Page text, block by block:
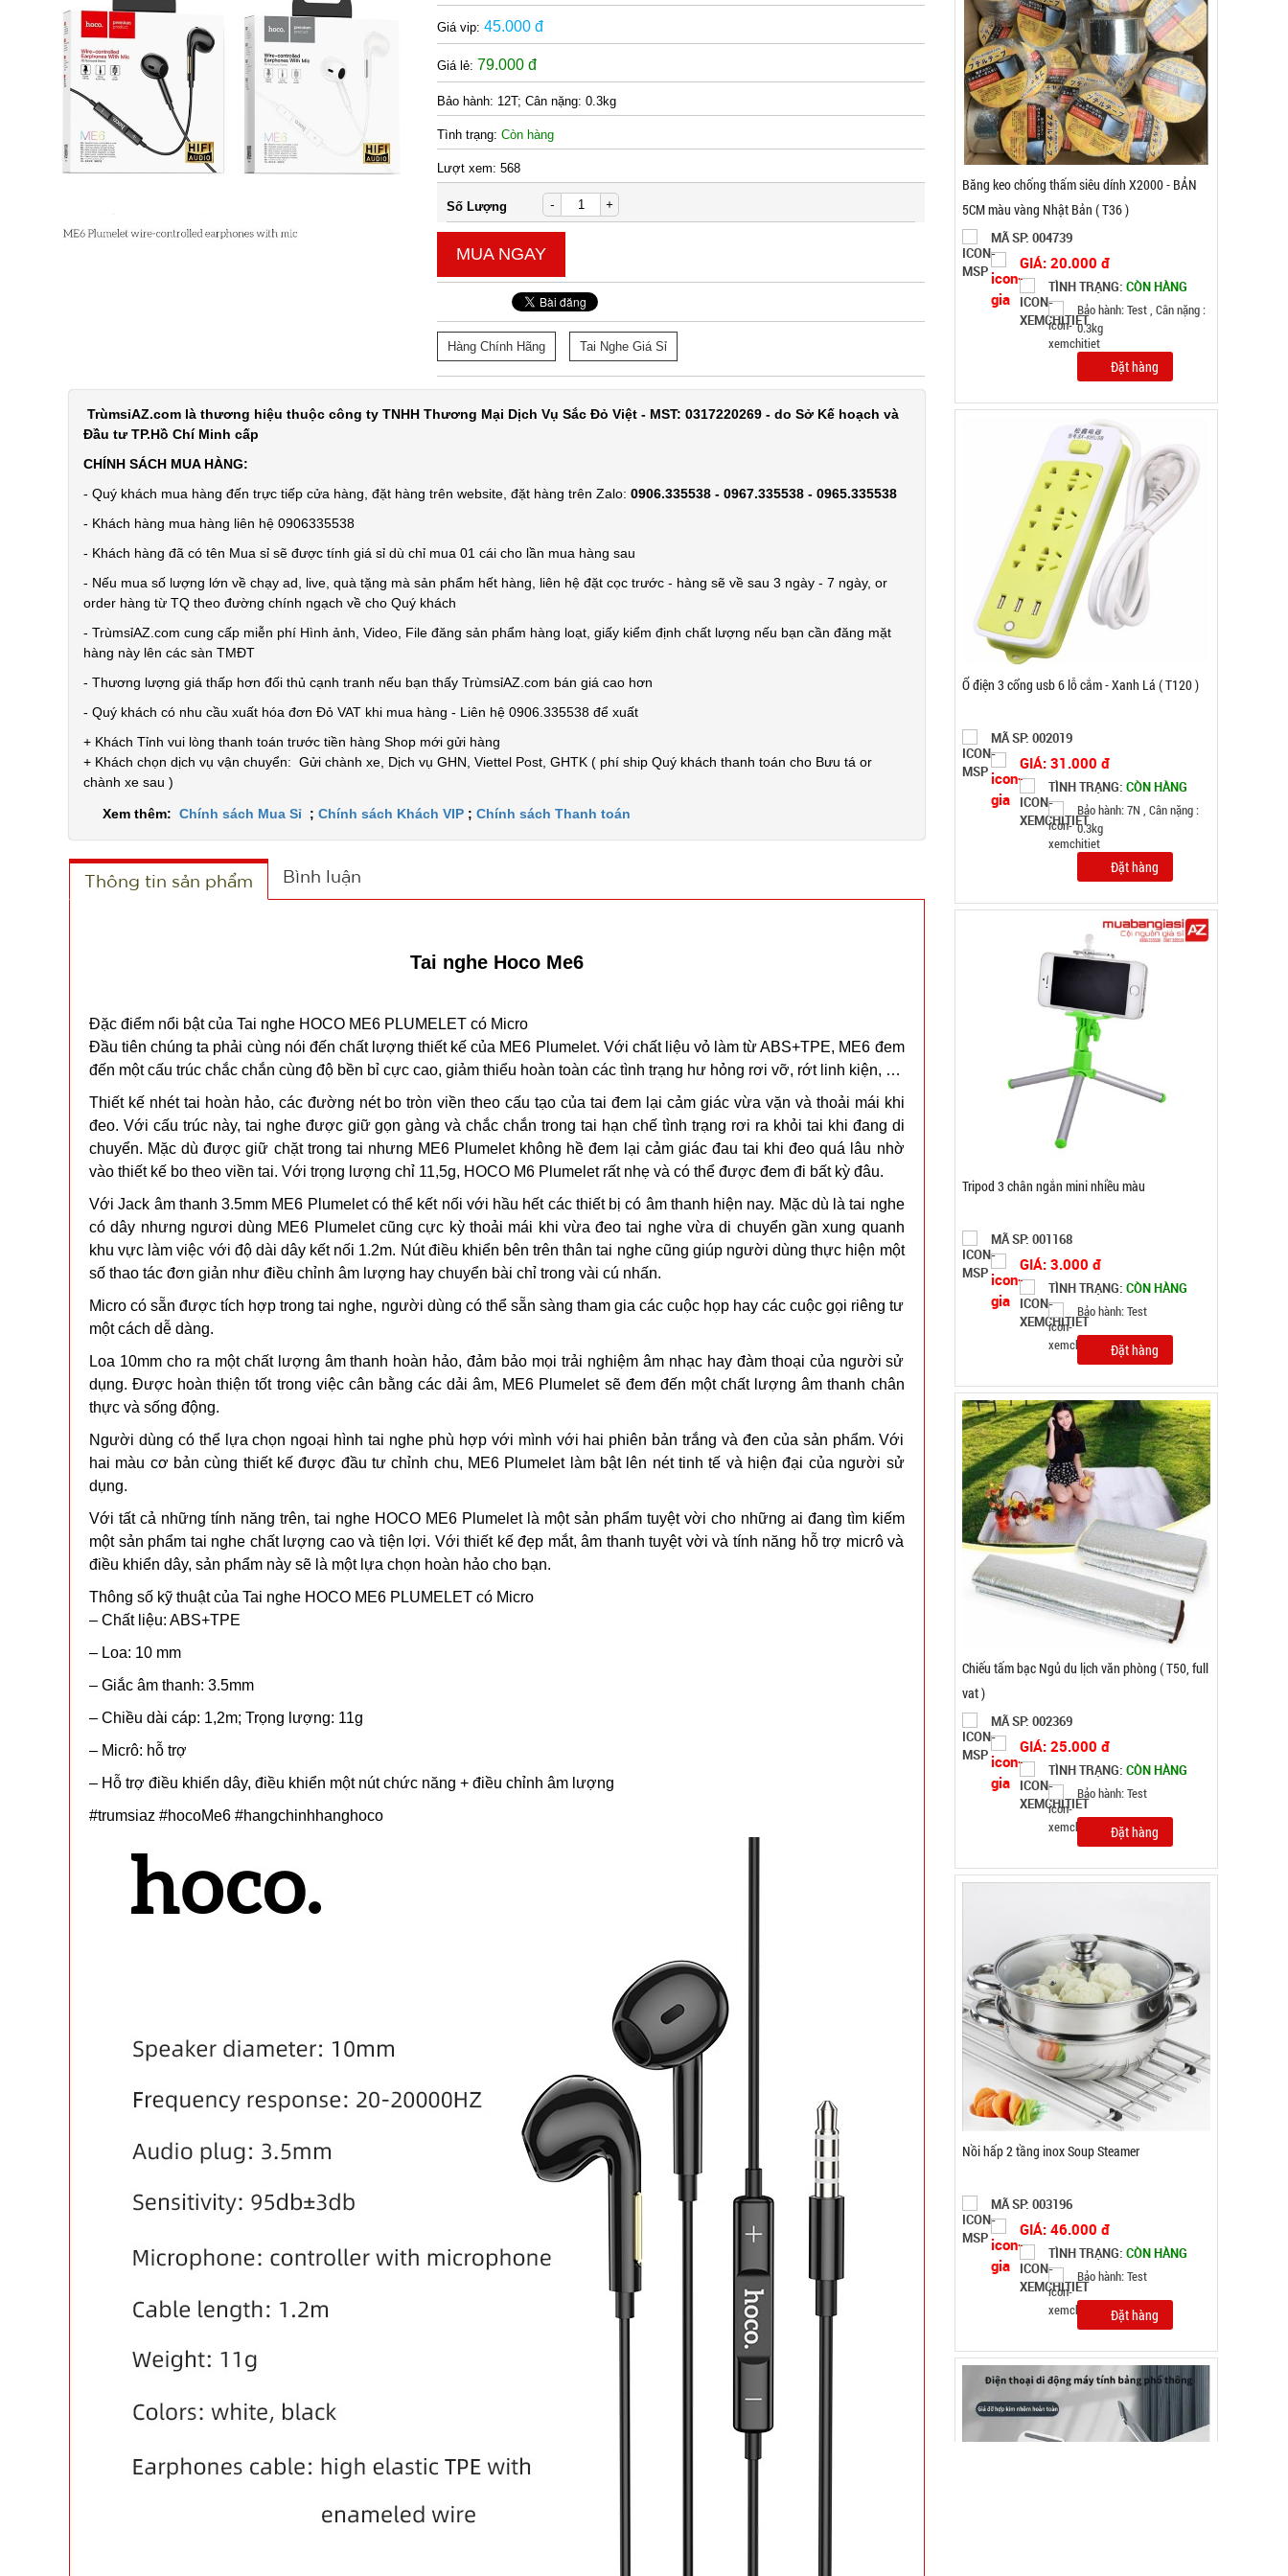
Giá vip:45.000 đ
Giá lẻ: 79.000 đ
Bảo hành: 12T; Cân nặng: 0.3kg
Tình trạng:Còn hàng
Lượt xem:568
Số Lượng - +
MUA NGAY
Hàng Chính Hãng Tai Nghe Giá Sỉ
TrùmsỉAZ.com là thương hiệu thuộc công ty TNHH Thương Mại Dịch Vụ Sắc Đỏ Việt - MST: 0317220269 - do Sở Kế hoạch và
Đầu tư TP.Hồ Chí Minh cấp
CHÍNH SÁCH MUA HÀNG:
- Quý khách mua hàng đến trực tiếp cửa hàng, đặt hàng trên website, đặt hàng trên Zalo: 0906.335538 - 0967.335538 - 0965.335538
- Khách hàng mua hàng liên hệ 0906335538
- Khách hàng đã có tên Mua sỉ sẽ được tính giá sỉ dù chỉ mua 01 cái cho lần mua hàng sau
- Nếu mua số lượng lớn về chạy ad, live, quà tặng mà sản phẩm hết hàng, liên hệ đặt cọc trước - hàng sẽ về sau 3 ngày - 7 ngày, or
order hàng từ TQ theo đường chính ngạch về cho Quý khách
- TrùmsỉAZ.com cung cấp miễn phí Hình ảnh, Video, File đăng sản phẩm hàng loạt, giấy kiểm định chất lượng nếu bạn cần đăng mặt
hàng này lên các sàn TMĐT
- Thương lượng giá thấp hơn đối thủ cạnh tranh nếu bạn thấy TrùmsỉAZ.com bán giá cao hơn
- Quý khách có nhu cầu xuất hóa đơn Đỏ VAT khi mua hàng - Liên hệ 0906.335538 để xuất
+ Khách Tỉnh vui lòng thanh toán trước tiền hàng Shop mới gửi hàng
+ Khách chọn dịch vụ vận chuyển: Gửi chành xe, Dịch vụ GHN, Viettel Post, GHTK ( phí ship Quý khách thanh toán cho Bưu tá or
chành xe sau )
Xem thêm: Chính sách Mua Sỉ ; Chính sách Khách VIP ; Chính sách Thanh toán
Thông tin sản phẩm Bình luận
Tai nghe Hoco Me6
Đặc điểm nổi bật của Tai nghe HOCO ME6 PLUMELET có Micro
Đầu tiên chúng ta phải cùng nói đến chất lượng thiết kế của ME6 Plumelet. Với chất liệu vỏ làm từ ABS+TPE, ME6 đem
đến một cấu trúc chắc chắn cùng độ bền bỉ cực cao, giảm thiểu hoàn toàn các tình trạng hư hỏng rơi vỡ, rớt linh kiện, …
Thiết kế nhét tai hoàn hảo, các đường nét bo tròn viền theo cấu tạo của tai đem lại cảm giác vừa vặn và thoải mái khi
đeo. Với cấu trúc này, tai nghe được giữ gọn gàng và chắc chắn trong tai hạn chế tình trạng rơi ra khỏi tai khi đang di
chuyển. Mặc dù được giữ chặt trong tai nhưng ME6 Plumelet không hề đem lại cảm giác đau tai khi đeo quá lâu nhờ
vào thiết kế bo theo viền tai. Với trọng lượng chỉ 11,5g, HOCO M6 Plumelet rất nhẹ và có thể được đem đi bất kỳ đâu.
Với Jack âm thanh 3.5mm ME6 Plumelet có thể kết nối với hầu hết các thiết bị có âm thanh hiện nay. Mặc dù là tai nghe
có dây nhưng ngươi dùng ME6 Plumelet cũng cực kỳ thoải mái khi vừa đeo tai nghe vừa di chuyển gần xung quanh
khu vực làm việc với độ dài dây kết nối 1.2m. Nút điều khiển bên trên thân tai nghe cũng giúp người dùng thực hiện một
số thao tác đơn giản như điều chỉnh âm lượng hay chuyển bài chỉ trong vài cú nhấn.
Micro có sẵn được tích hợp trong tai nghe, người dùng có thể sẵn sàng tham gia các cuộc họp hay các cuộc gọi riêng tư
một cách dễ dàng.
Loa 10mm cho ra một chất lượng âm thanh hoàn hảo, đảm bảo mọi trải nghiệm âm nhạc hay đàm thoại của người sử
dụng. Được hoàn thiện tốt trong việc cân bằng các dải âm, ME6 Plumelet sẽ đem đến một chất lượng âm thanh chân
thực và sống động.
Người dùng có thể lựa chọn ngoại hình tai nghe phù hợp với mình với hai phiên bản trắng và đen của sản phẩm. Với
hai màu cơ bản cùng thiết kế được đầu tư chỉnh chu, ME6 Plumelet làm bật lên nét tinh tế và hiện đại của người sử
dụng.
Với tất cả những tính năng trên, tai nghe HOCO ME6 Plumelet là một sản phẩm tuyệt vời cho những ai đang tìm kiếm
một sản phẩm tai nghe chất lượng cao và tiện lợi. Với thiết kế đẹp mắt, âm thanh tuyệt vời và tính năng hỗ trợ micrô và
điều khiển dây, sản phẩm này sẽ là một lựa chọn hoàn hảo cho bạn.
Thông số kỹ thuật của Tai nghe HOCO ME6 PLUMELET có Micro
– Chất liệu: ABS+TPE
– Loa: 10 mm
– Giắc âm thanh: 3.5mm
– Chiều dài cáp: 1,2m; Trọng lượng: 11g
– Micrô: hỗ trợ
– Hỗ trợ điều khiển dây, điều khiển một nút chức năng + điều chỉnh âm lượng
#trumsiaz #hocoMe6 #hangchinhhanghoco
Ổ điện 3 cổng usb 6 lỗ cắm - Xanh Lá ( T120 )
MÃ SP: 002019
GIÁ: 31.000 đ
TÌNH TRẠNG:CÒN HÀNG
Bảo hành: 7N , Cân nặng :
Đặt hàng
Tripod 3 chân ngắn mini nhiều màu
MÃ SP: 001168
GIÁ: 3.000 đ
TÌNH TRẠNG:CÒN HÀNG
Bảo hành: Test
Đặt hàng
Chiếu tấm bạc Ngủ du lịch văn phòng ( T50, full
vat )
MÃ SP: 002369
GIÁ: 25.000 đ
TÌNH TRẠNG:CÒN HÀNG
Bảo hành: Test
Đặt hàng
Nồi hấp 2 tầng inox Soup Steamer
MÃ SP: 003196
GIÁ: 46.000 đ
TÌNH TRẠNG:CÒN HÀNG
Bảo hành: Test
Đặt hàng
Giá đỡ điện thoại K61 mini ( T200, full vat )
MÃ SP: 004825
GIÁ: 38.000 đ
TÌNH TRẠNG:CÒN HÀNG
Bảo hành: Test , Cân nặng :
Đặt hàng